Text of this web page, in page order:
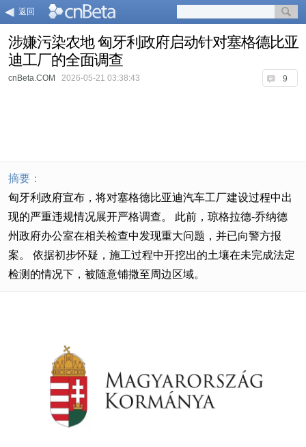
返回
涉嫌污染农地 匈牙利政府启动针对塞格德比亚
迪工厂的全面调查
9
cnBeta.COM 2026-05-21 03:38:43
摘要：
匈牙利政府宣布，将对塞格德比亚迪汽车工厂建设过程中出
现的严重违规情况展开严格调查。 此前，琼格拉德-乔纳德
州政府办公室在相关检查中发现重大问题，并已向警方报
案。 依据初步怀疑，施工过程中开挖出的土壤在未完成法定
检测的情况下，被随意铺撒至周边区域。